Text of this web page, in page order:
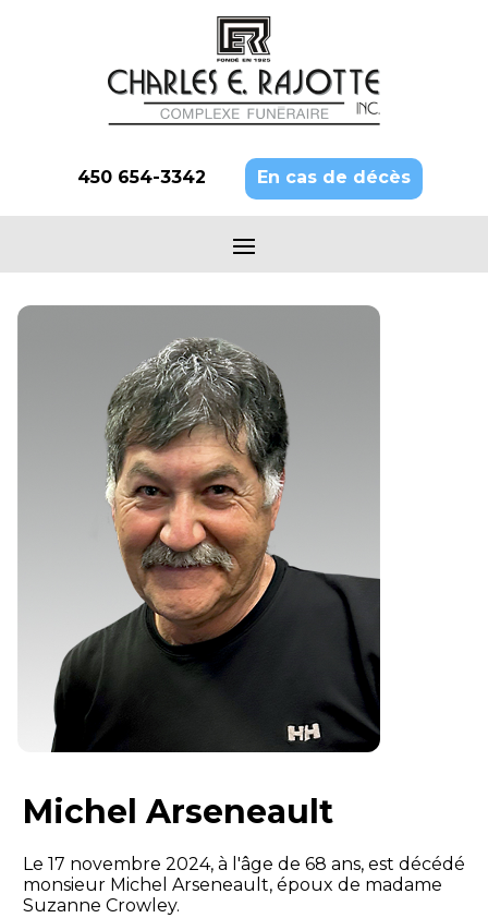
450 654-3342 En cas de décès
Michel Arseneault
Le 17 novembre 2024, à l'âge de 68 ans, est décédé
monsieur Michel Arseneault, époux de madame
Suzanne Crowley.